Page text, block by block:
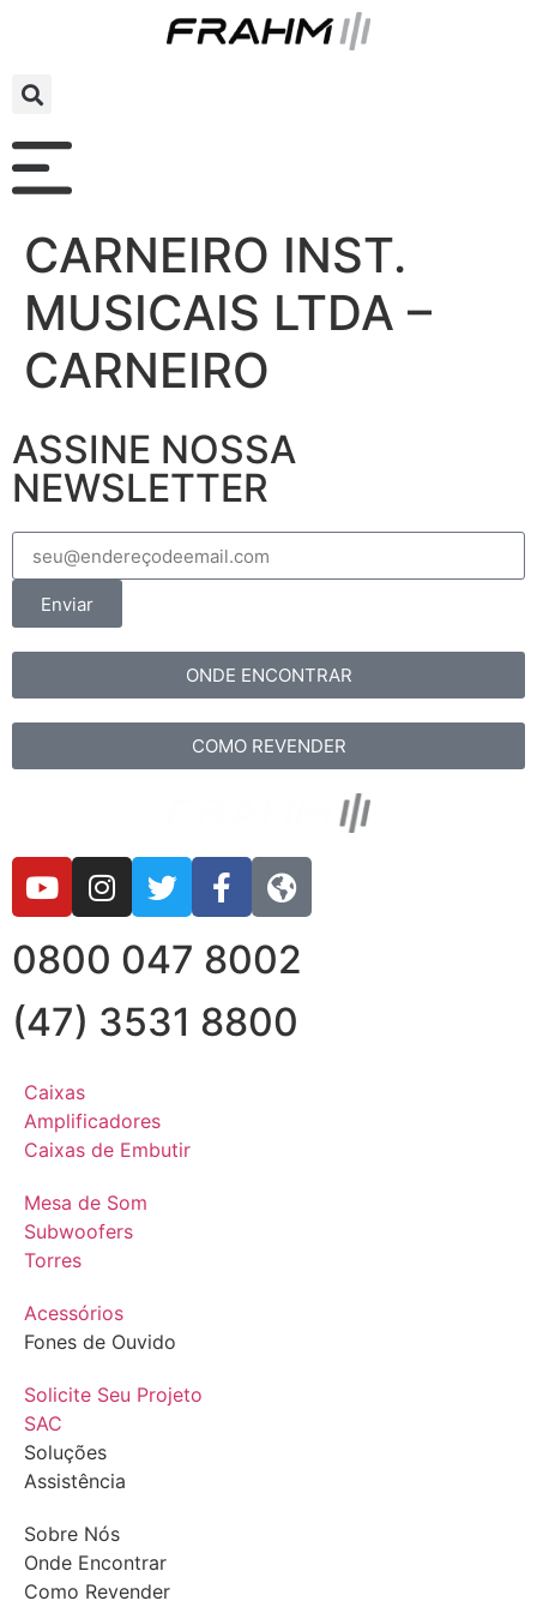
CARNEIRO INST.
MUSICAIS LTDA –
CARNEIRO
ASSINE NOSSA
NEWSLETTER
Enviar
ONDE ENCONTRAR
COMO REVENDER
0800 047 8002
(47) 3531 8800
Caixas
Amplificadores
Caixas de Embutir
Mesa de Som
Subwoofers
Torres
Acessórios
Fones de Ouvido
Solicite Seu Projeto
SAC
Soluções
Assistência
Sobre Nós
Onde Encontrar
Como Revender